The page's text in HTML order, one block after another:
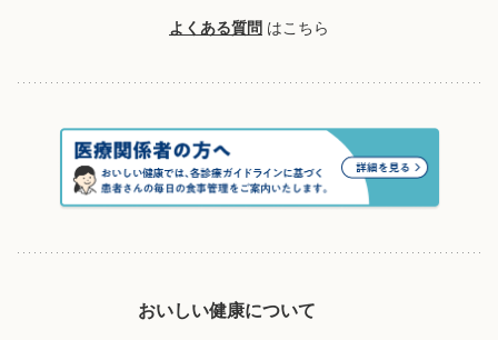
よくある質問 はこちら
おいしい健康について